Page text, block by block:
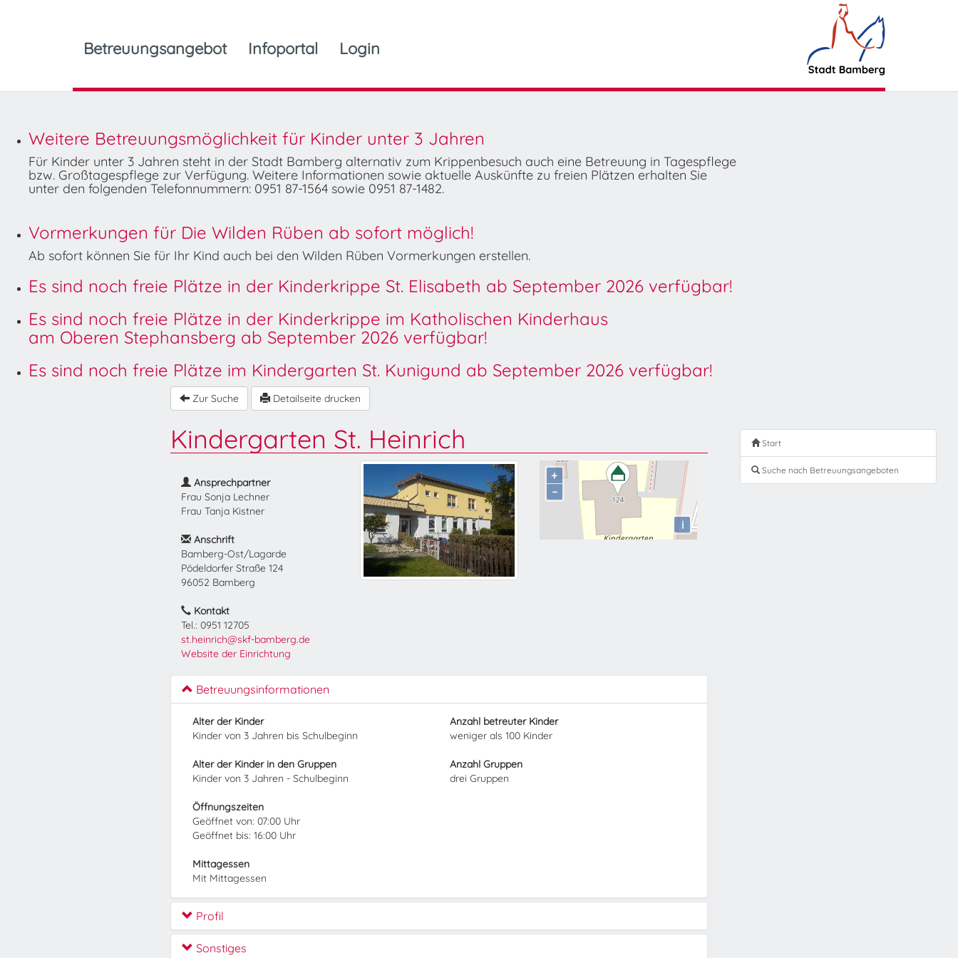
Betreuungsangebot Infoportal Login
Weitere Betreuungsmöglichkeit für Kinder unter 3 Jahren
Für Kinder unter 3 Jahren steht in der Stadt Bamberg alternativ zum Krippenbesuch auch eine Betreuung in Tagespflege
bzw. Großtagespflege zur Verfügung. Weitere Informationen sowie aktuelle Auskünfte zu freien Plätzen erhalten Sie
unter den folgenden Telefonnummern: 0951 87-1564 sowie 0951 87-1482.
Vormerkungen für Die Wilden Rüben ab sofort möglich!
Ab sofort können Sie für Ihr Kind auch bei den Wilden Rüben Vormerkungen erstellen.
Es sind noch freie Plätze in der Kinderkrippe St. Elisabeth ab September 2026 verfügbar!
Es sind noch freie Plätze in der Kinderkrippe im Katholischen Kinderhaus
am Oberen Stephansberg ab September 2026 verfügbar!
Es sind noch freie Plätze im Kindergarten St. Kunigund ab September 2026 verfügbar!
Zur Suche Detailseite drucken
Kindergarten St. Heinrich
Ansprechpartner
Frau Sonja Lechner
Frau Tanja Kistner
Anschrift
Bamberg-Ost/Lagarde
Pödeldorfer Straße 124
96052 Bamberg
Kontakt
Tel.: 0951 12705
st.heinrich@skf-bamberg.de
Website der Einrichtung
+
−
i
Betreuungsinformationen
Alter der Kinder
Kinder von 3 Jahren bis Schulbeginn
Alter der Kinder in den Gruppen
Kinder von 3 Jahren - Schulbeginn
Anzahl betreuter Kinder
weniger als 100 Kinder
Anzahl Gruppen
drei Gruppen
Öffnungszeiten
Geöffnet von: 07:00 Uhr
Geöffnet bis: 16:00 Uhr
Mittagessen
Mit Mittagessen
Profil
Sonstiges
Start
Suche nach Betreuungsangeboten